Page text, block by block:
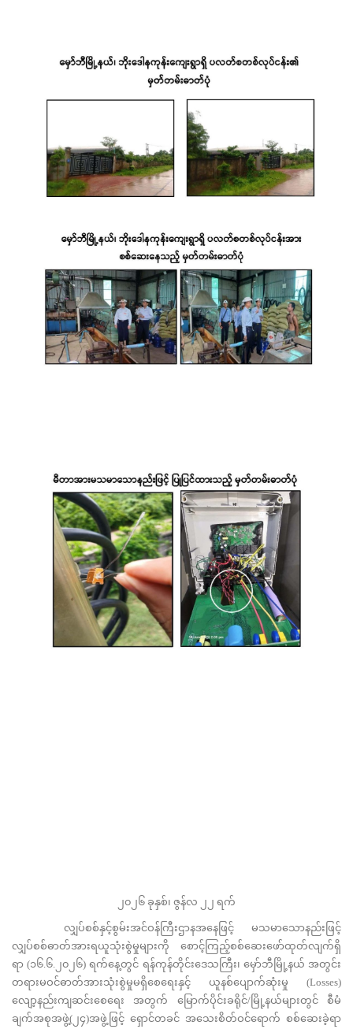
၂၀၂၆ ခုနှစ်၊ ဇွန်လ ၂၂ ရက်
လျှပ်စစ်နှင့်စွမ်းအင်ဝန်ကြီးဌာနအနေဖြင့် မသမာသောနည်းဖြင့်
လျှပ်စစ်ဓာတ်အားရယူသုံးစွဲမှုများကို စောင့်ကြည့်စစ်ဆေးဖော်ထုတ်လျက်ရှိ
ရာ (၁၆.၆.၂၀၂၆) ရက်နေ့တွင် ရန်ကုန်တိုင်းဒေသကြီး၊ မှော်ဘီမြို့နယ် အတွင်း
တရားမဝင်ဓာတ်အားသုံးစွဲမှုမရှိစေရေးနှင့် ယူနစ်ပျောက်ဆုံးမှု (Losses)
လျော့နည်းကျဆင်းစေရေး အတွက် မြောက်ပိုင်းခရိုင်/မြို့နယ်များတွင် စီမံ
ချက်အစုအဖွဲ့(၂၄)အဖွဲ့ဖြင့် ရှောင်တခင် အသေးစိတ်ဝင်ရောက် စစ်ဆေးခဲ့ရာ